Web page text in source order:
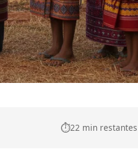
⏱️22 min restantes